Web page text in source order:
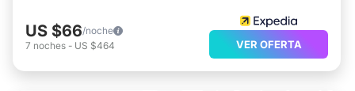
US $66/noche
7 noches - US $464 VER OFERTA